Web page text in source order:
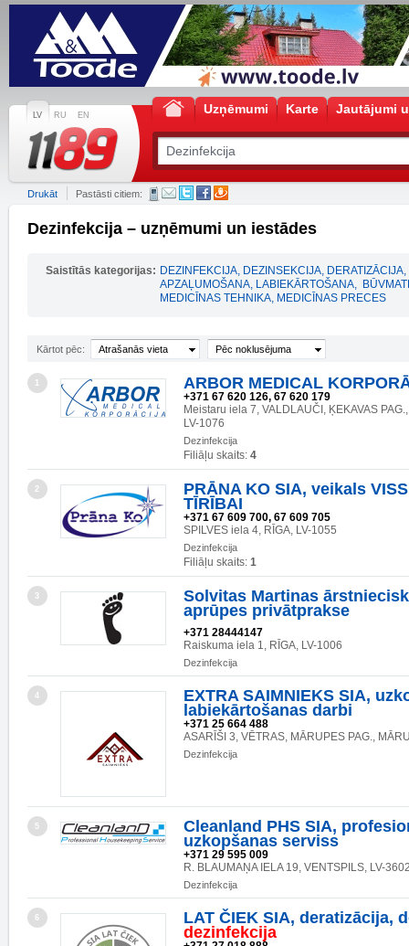
LV RU EN Uzņēmumi Karte Jautājumi
Drukāt Pastāsti citiem:
Dezinfekcija – uzņēmumi un iestādes
Saistītās kategorijas: DEZINFEKCIJA, DEZINSEKCIJA, DERATIZĀCIJA,
APZAĻUMOŠANA, LABIEKĀRTOŠANA,
MEDICĪNAS TEHNIKA, MEDICĪNAS PRECES
Kārtot pēc: Atrašanās vieta Pēc noklusējuma
1 ARBOR MEDICAL
+371 67 620 126, 67 620 179
Meistaru iela 7, VALDLAUČI, ĶEKAVAS
LV-1076
Dezinfekcija
Filiāļu skaits: 4
2
PRĀNA KO SIA, veikals
TĪRĪBAI
+371 67 609 700, 67 609 705
SPILVES iela 4, RĪGA, LV-1055
Dezinfekcija
Filiāļu skaits: 1
3
Solvitas Martinas
aprūpes privātprakse
+371 28444147
Raiskuma iela 1, RĪGA, LV-1006
Dezinfekcija
4
EXTRA SAIMNIEKS SIA,
labiekārtošanas darbi
+371 25 664 488
ASARĪŠI 3, VĒTRAS, MĀRUPES PAG.,
Dezinfekcija
5
Cleanland PHS SIA,
uzkopšanas serviss
+371 29 595 009
R. BLAUMAŅA IELA 19, VENTSPILS, LV-
Dezinfekcija
6
LAT ČIEK SIA, deratizācija,
dezinfekcija